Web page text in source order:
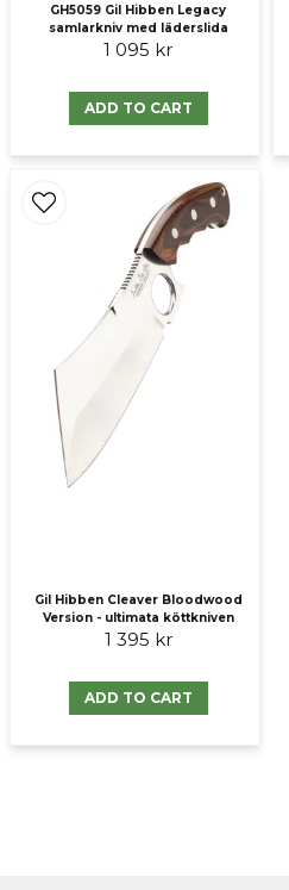
GH5059 Gil Hibben Legacy
samlarkniv med läderslida
1 095 kr
ADD TO CART
Gil Hibben Cleaver Bloodwood
Version - ultimata köttkniven
1 395 kr
ADD TO CART